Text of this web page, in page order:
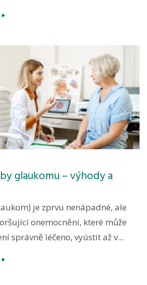
glaukomu – výhody a
je zprvu nenápadné, ale
onemocnění, které může
správně léčeno, vyústit až v...